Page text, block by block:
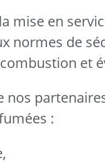
mise en
normes de
et
nos
: